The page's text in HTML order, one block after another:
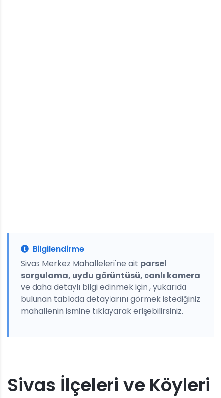
Bilgilendirme
Sivas Merkez Mahalleleri'ne ait parsel
sorgulama, uydu görüntüsü, canlı kamera
ve daha detaylı bilgi edinmek için , yukarıda
bulunan tabloda detaylarını görmek istediğiniz
mahallenin ismine tıklayarak erişebilirsiniz.
Sivas İlçeleri ve Köyleri